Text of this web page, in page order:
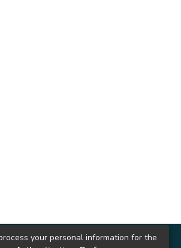
your personal information for the